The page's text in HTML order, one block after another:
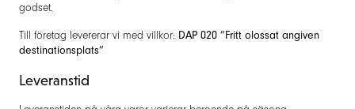
godset.
Till företag levererar vi med villkor: DAP 020 ”Fritt olossat angiven
destinationsplats”
Leveranstid